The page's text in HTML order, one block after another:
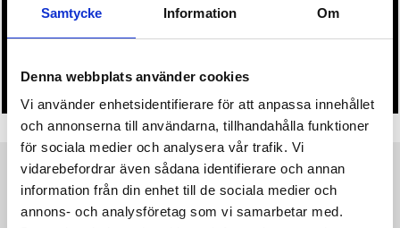
Samtycke Information Om
Denna webbplats använder cookies
Vi använder enhetsidentifierare för att anpassa innehållet
och annonserna till användarna, tillhandahålla funktioner
för sociala medier och analysera vår trafik. Vi
vidarebefordrar även sådana identifierare och annan
information från din enhet till de sociala medier och
annons- och analysföretag som vi samarbetar med.
• Tryckfil/er logo laddas upp i kassan.
ProduktinformationSpecifikationer PristabellRecensioner